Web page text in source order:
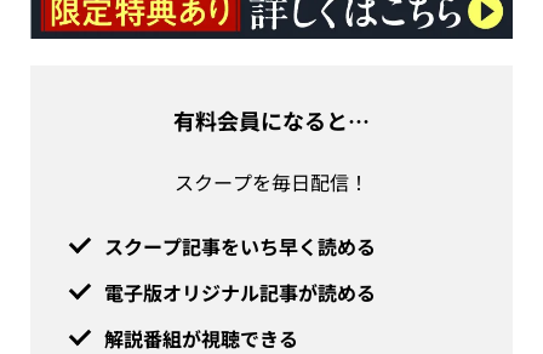
有料会員になると…
スクープを毎日配信！
スクープ記事をいち早く読める
電子版オリジナル記事が読める
解説番組が視聴できる